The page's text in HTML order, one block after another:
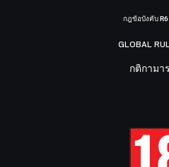
กฎข้อบังคับ R6
GLOBAL
กติกามา